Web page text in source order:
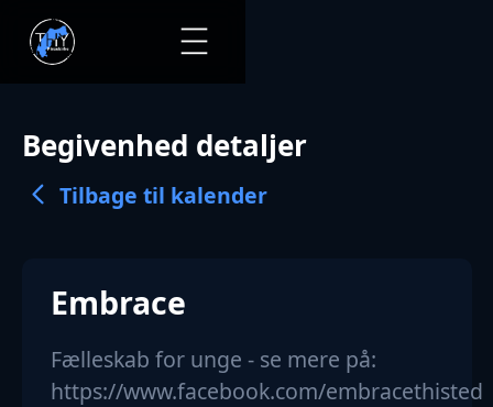
Begivenhed detaljer
Tilbage til kalender
Embrace
Fælleskab for unge - se mere på:
https://www.facebook.com/embracethisted